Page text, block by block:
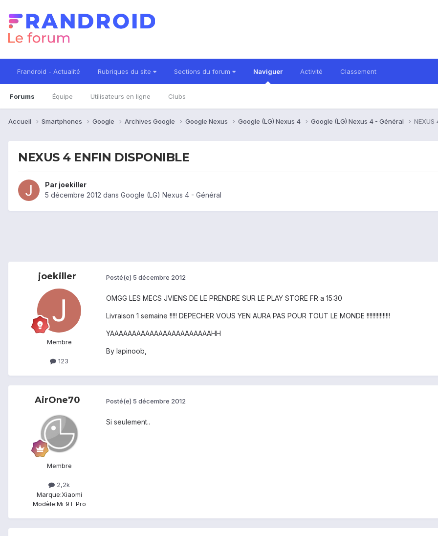
Frandroid - Actualité Rubriques du site Sections du forum Naviguer
Forums Équipe Utilisateurs en ligne Clubs
Activité Classement
Accueil Smartphones Google Archives Google Google Nexus Google (LG) Nexus 4 Google (LG) Nexus 4 - Général NEXUS
NEXUS 4 ENFIN DISPONIBLE
Par joekiller
5 décembre 2012 dans Google (LG) Nexus 4 - Général
joekiller
Membre
123
Posté(e) 5 décembre 2012
OMGG LES MECS JVIENS DE LE PRENDRE SUR LE PLAY STORE FR a 15:30
Livraison 1 semaine !!!!! DEPECHER VOUS YEN AURA PAS POUR TOUT LE MONDE !!!!!!!!!!!!!!!!
YAAAAAAAAAAAAAAAAAAAAAAAHH
By lapinoob,
AirOne70
Membre
2,2k
Marque:Xiaomi
Modèle:Mi 9T Pro
Posté(e) 5 décembre 2012
Si seulement..